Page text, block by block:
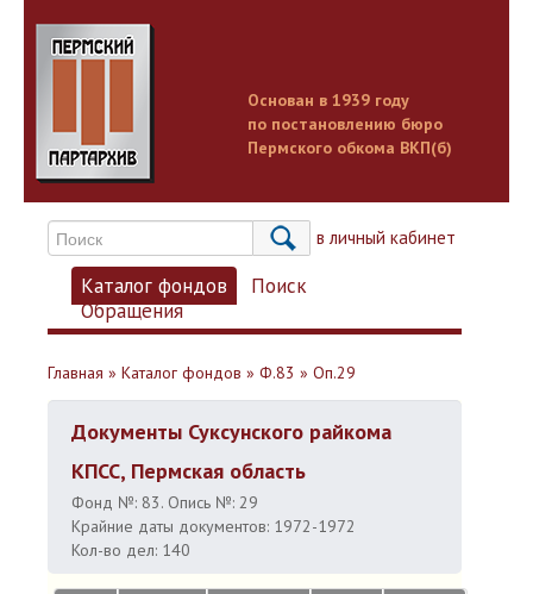
Основан в 1939 году
по постановлению бюро
Пермского обкома ВКП(б)
Вход в личный кабинет
Каталог фондов
Поиск
Обращения
Главная » Каталог фондов » Ф.83 » Оп.29
Документы Суксунского райкома
КПСС, Пермская область
Фонд №: 83. Опись №: 29
Крайние даты документов: 1972-1972
Кол-во дел: 140